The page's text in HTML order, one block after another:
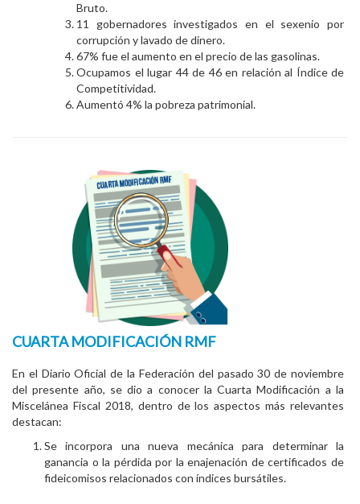
Bruto.
11 gobernadores investigados en el sexenio por
corrupción y lavado de dinero.
67% fue el aumento en el precio de las gasolinas.
Ocupamos el lugar 44 de 46 en relación al Índice de
Competitividad.
Aumentó 4% la pobreza patrimonial.
CUARTA MODIFICACIÓN RMF
En el Diario Oficial de la Federación del pasado 30 de noviembre
del presente año, se dio a conocer la Cuarta Modificación a la
Miscelánea Fiscal 2018, dentro de los aspectos más relevantes
destacan:
Se incorpora una nueva mecánica para determinar la
ganancia o la pérdida por la enajenación de certificados de
fideicomisos relacionados con índices bursátiles.